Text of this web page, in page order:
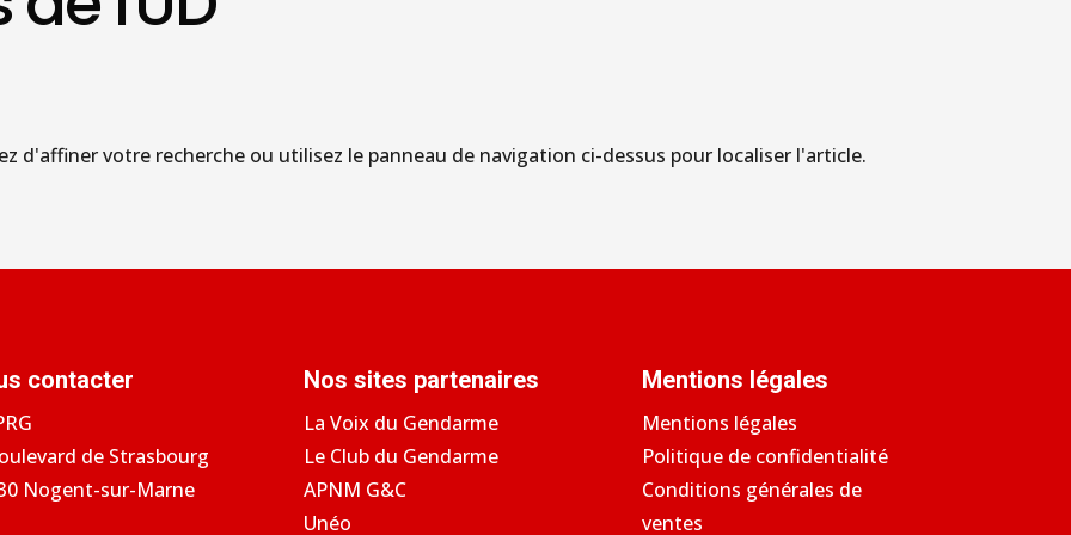
d'affiner votre recherche ou utilisez le panneau de navigation ci-dessus pour localiser l'article.
contacter
de Strasbourg
Nogent-sur-Marne
Nos sites partenaires
La Voix du Gendarme
Le Club du Gendarme
APNM G&C
Unéo
Mentions légales
Mentions légales
Politique de confidentialité
Conditions générales de
ventes